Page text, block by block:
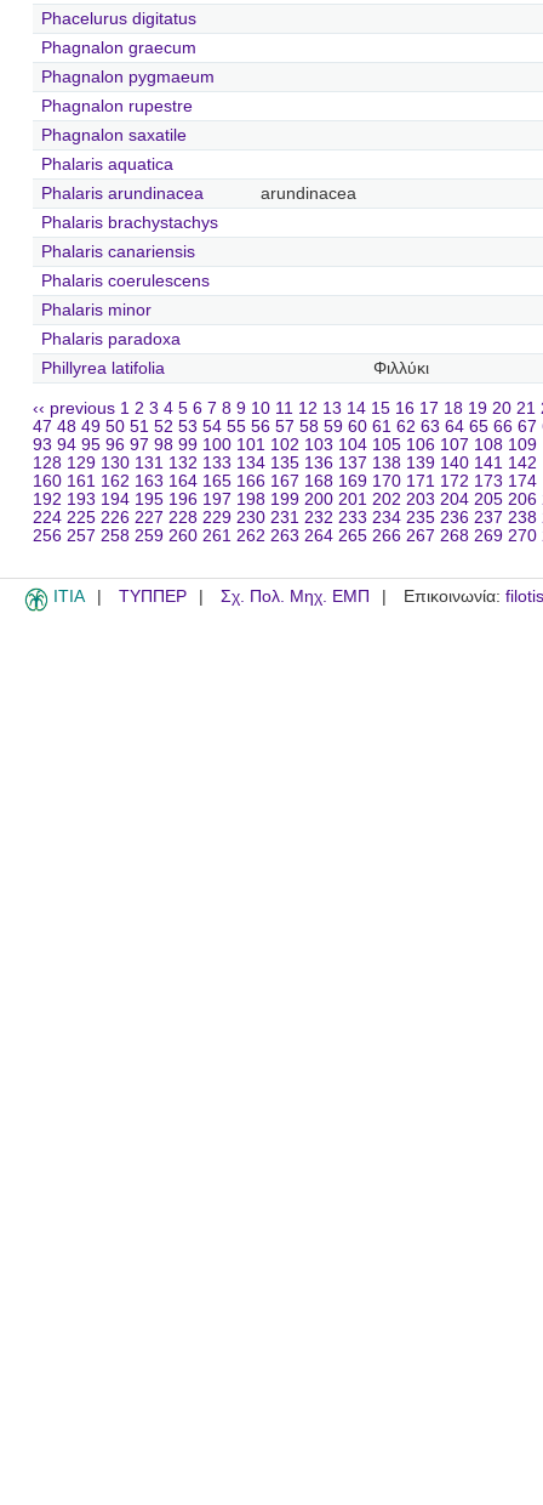
Phacelurus digitatus
Phagnalon graecum
Phagnalon pygmaeum
Phagnalon rupestre
Phagnalon saxatile
Phalaris aquatica
Phalaris arundinacea
arundinacea
Phalaris brachystachys
Phalaris canariensis
Phalaris coerulescens
Phalaris minor
Phalaris paradoxa
Phillyrea latifolia
Φιλλύκι
‹‹ previous 1 2 3 4 5 6 7 8 9 10 11 12 13 14 15 16 17 18 19 20 21
47 48 49 50 51 52 53 54 55 56 57 58 59 60 61 62 63 64 65 66 67
93 94 95 96 97 98 99 100 101 102 103 104 105 106 107 108 109
128 129 130 131 132 133 134 135 136 137 138 139 140 141 142
160 161 162 163 164 165 166 167 168 169 170 171 172 173 174
192 193 194 195 196 197 198 199 200 201 202 203 204 205 206
224 225 226 227 228 229 230 231 232 233 234 235 236 237 238
256 257 258 259 260 261 262 263 264 265 266 267 268 269 270
ITIA ΤΥΠΠΕΡ Σχ. Πολ. Μηχ. ΕΜΠ Επικοινωνία: